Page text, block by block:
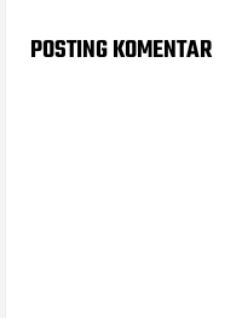
POSTING KOMENTAR